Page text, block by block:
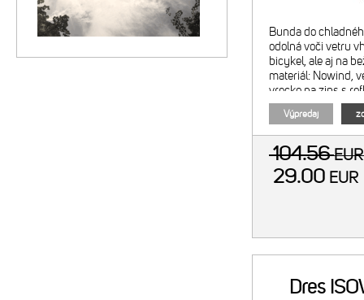
Bunda do
odolná voči vetru
bicykel, ale aj na
materiál: Nowind,
vrecko na zips s
Výpredaj
104.56
29.00 EUR
Dres